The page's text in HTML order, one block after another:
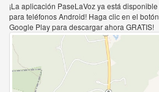
¡La aplicación PaseLaVoz ya está disponible
para teléfonos Android! Haga clic en el botón
Google Play para descargar ahora GRATIS!